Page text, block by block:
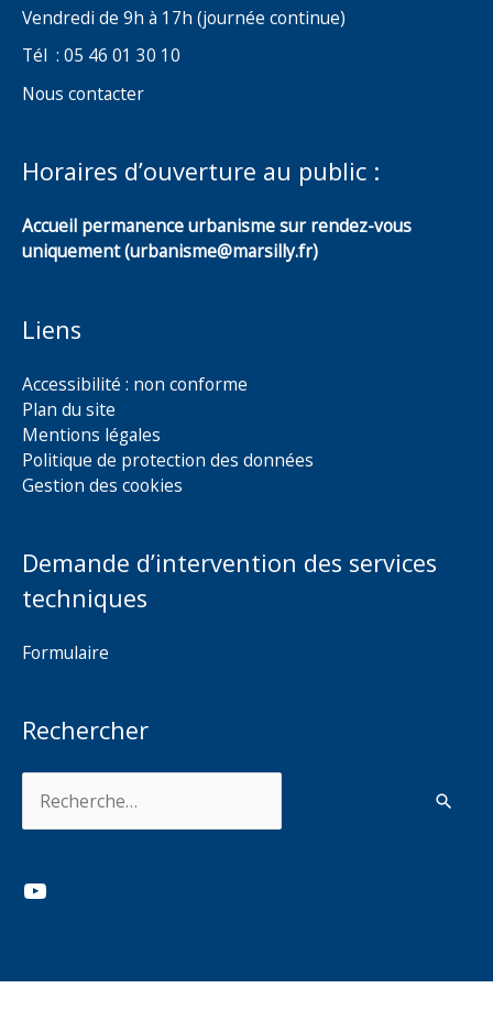
Vendredi de 9h à 17h (journée continue)
Tél : 05 46 01 30 10
Nous contacter
Horaires d’ouverture au public :
Accueil permanence urbanisme sur rendez-vous
uniquement (urbanisme@marsilly.fr)
Liens
Accessibilité : non conforme
Plan du site
Mentions légales
Politique de protection des données
Gestion des cookies
Demande d’intervention des services
techniques
Formulaire
Rechercher
YouTube